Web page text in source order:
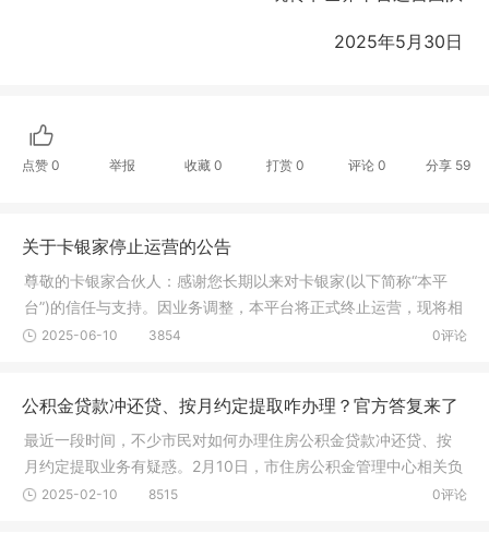
2025年5月30日
点赞 0 举报 收藏0 打赏 0 评论 0 分享 59
关于卡银家停止运营的公告
尊敬的卡银家合伙人：感谢您长期以来对卡银家(以下简称“本平
台”)的信任与支持。因业务调整，本平台将正式终止运营，现将相
关安
0评论
2025-06-10 3854
公积金贷款冲还贷、按月约定提取咋办理？官方答复来了
最近一段时间，不少市民对如何办理住房公积金贷款冲还贷、按
月约定提取业务有疑惑。2月10日，市住房公积金管理中心相关负
责人针
0评论
2025-02-10 8515